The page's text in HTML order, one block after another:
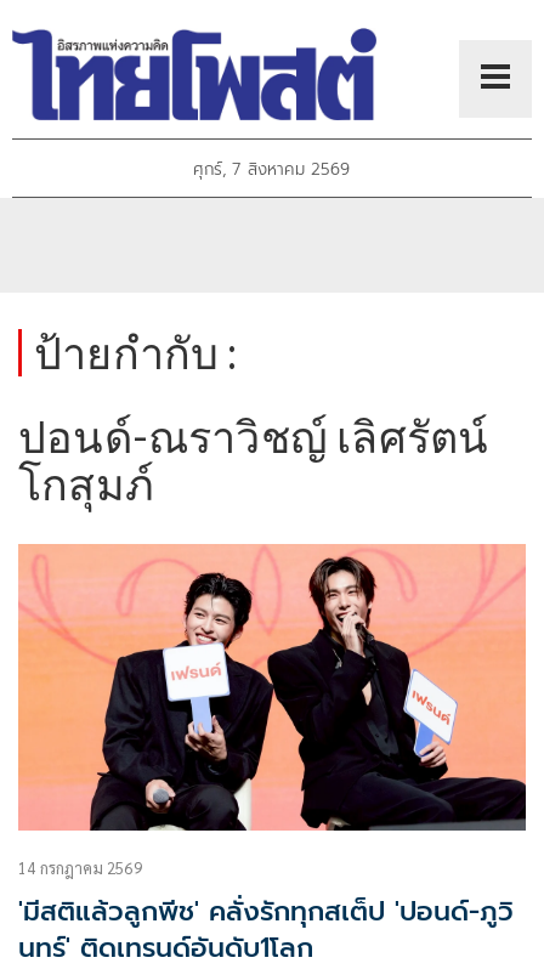
ศุกร์, 7 สิงหาคม 2569
ป้ายกำกับ :
ปอนด์-ณราวิชญ์ เลิศรัตน์
โกสุมภ์
14 กรกฎาคม 2569
'มีสติแล้วลูกพีช' คลั่งรักทุกสเต็ป 'ปอนด์-ภูวิ
นทร์' ติดเทรนด์อันดับ1โลก